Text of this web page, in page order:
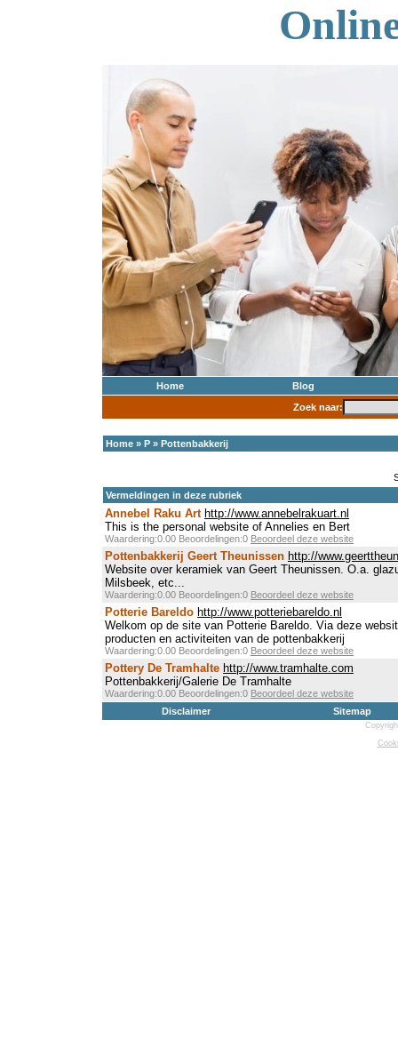
Home
Blog
Zoek naar:
Home » P » Pottenbakkerij
Vermeldingen in deze rubriek
Annebel Raku Art http://www.annebelrakuart.nl
This is the personal website of Annelies en Bert
Waardering:0.00 Beoordelingen:0 Beoordeel deze website
Pottenbakkerij Geert Theunissen http://
Website over keramiek van Geert Theunissen. O.a.
Milsbeek, etc...
Waardering:0.00 Beoordelingen:0 Beoordeel deze website
Potterie Bareldo http://www.potteriebareldo.nl
Welkom op de site van Potterie Bareldo. Via deze
producten en activiteiten van de pottenbakkerij
Waardering:0.00 Beoordelingen:0 Beoordeel deze website
Pottery De Tramhalte http://www.tramhalte.com
Pottenbakkerij/Galerie De Tramhalte
Waardering:0.00 Beoordelingen:0 Beoordeel deze website
Disclaimer
Sitemap